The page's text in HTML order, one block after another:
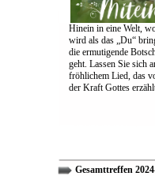
Hinein in eine Welt,
wird als das „Du“
die ermutigende
geht. Lassen Sie sich
fröhlichem Lied, das
der Kraft Gottes
Gesamttreffen 2024